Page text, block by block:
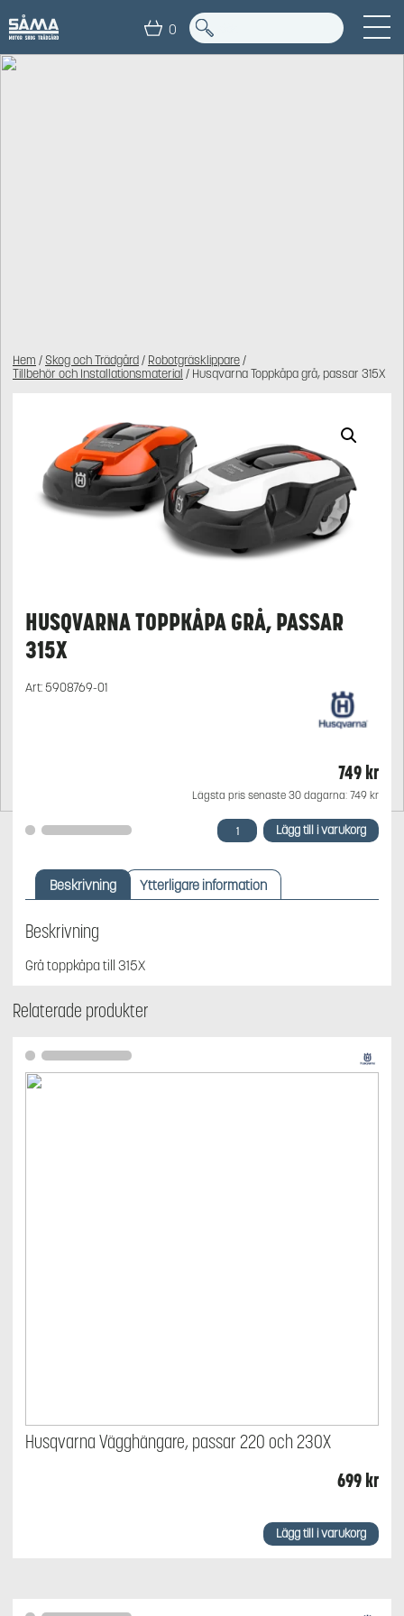
0
Hem / Skog och Trädgård/ Robotgräsklippare/
Tillbehör och Installationsmaterial / Husqvarna Toppkåpa grå, passar 315X
HUSQVARNA TOPPKÅPA GRÅ, PASSAR
315X
Art:5908769-01
749kr
Lägsta pris senaste 30 dagarna: 749 kr
Husqvarna
Toppkåpa
passar
315X
Lägg till i varukorg
Beskrivning Ytterligare information
Beskrivning
Grå toppkåpa till 315X
Relaterade produkter
Husqvarna Vägghängare, passar 220 och 230X
699kr
Lägg till i varukorg